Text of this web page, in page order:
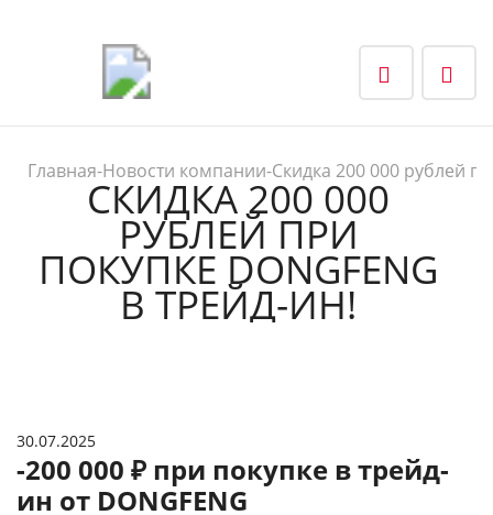
Главная-Новости компании-Скидка 200 000 рублей
СКИДКА 200 000
РУБЛЕЙ ПРИ
ПОКУПКЕ DONGFENG
В ТРЕЙД-ИН!
30.07.2025
-200 000 ₽ при покупке в трейд-
ин от DONGFENG